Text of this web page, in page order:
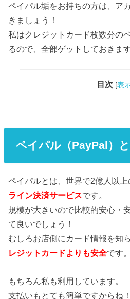
ペイパル垢をお持ちの方は、ア
きましょう！
私はクレジットカード枚数分の
るので、全部ゲットしておきます
目次 [表
ペイパル（PayPal）
ペイパルとは、世界で2億人以
ライン決済サービスです。
規模が大きいので比較的安心・
て良いでしょう！
むしろお店側にカード情報を知
レジットカードよりも安全です。
もちろん私も利用しています。
支払いもとても簡単ですからね！